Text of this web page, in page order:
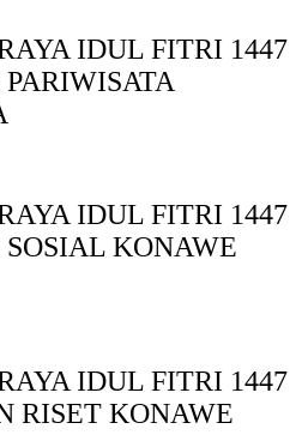
IDUL FITRI 1447
IDUL FITRI 1447
KONAWE
IDUL FITRI 1447
RISET KONAWE